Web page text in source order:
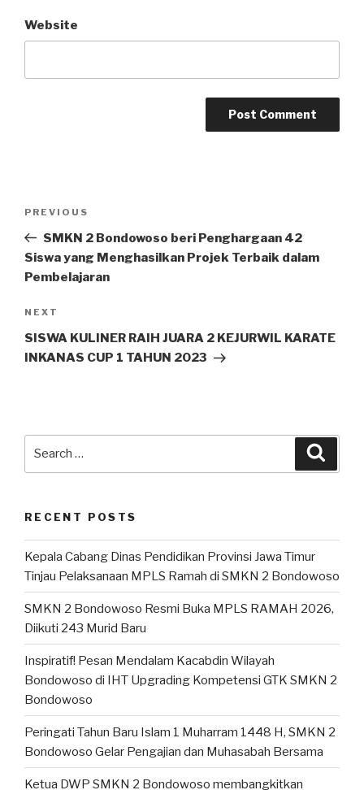
Website
PREVIOUS
SMKN 2 Bondowoso beri Penghargaan 42
Siswa yang Menghasilkan Projek Terbaik dalam
Pembelajaran
NEXT
SISWA KULINER RAIH JUARA 2 KEJURWIL KARATE
INKANAS CUP 1 TAHUN 2023
RECENT POSTS
Kepala Cabang Dinas Pendidikan Provinsi Jawa Timur
Tinjau Pelaksanaan MPLS Ramah di SMKN 2 Bondowoso
SMKN 2 Bondowoso Resmi Buka MPLS RAMAH 2026,
Diikuti 243 Murid Baru
Inspiratif! Pesan Mendalam Kacabdin Wilayah
Bondowoso di IHT Upgrading Kompetensi GTK SMKN 2
Bondowoso
Peringati Tahun Baru Islam 1 Muharram 1448 H, SMKN 2
Bondowoso Gelar Pengajian dan Muhasabah Bersama
Ketua DWP SMKN 2 Bondowoso membangkitkan